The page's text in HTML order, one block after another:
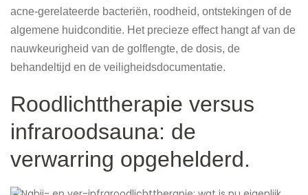
acne-gerelateerde bacteriën, roodheid, ontstekingen of de
algemene huidconditie. Het precieze effect hangt af van de
nauwkeurigheid van de golflengte, de dosis, de
behandeltijd en de veiligheidsdocumentatie.
Roodlichttherapie versus
infraroodsauna: de
verwarring opgehelderd.